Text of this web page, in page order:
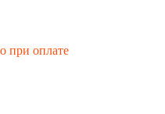
при оплате